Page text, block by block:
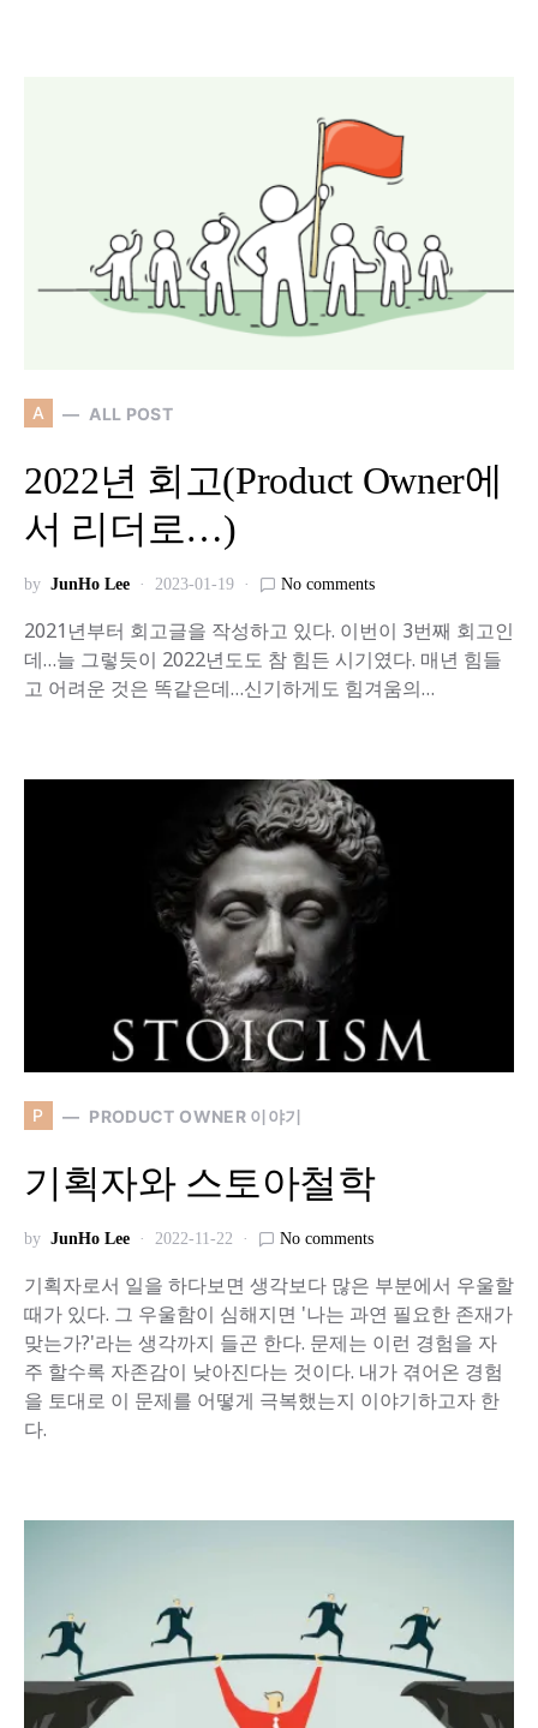
A ALL POST
2022년 회고(Product Owner에
서 리더로…)
by JunHo Lee 2023-01-19 No comments
2021년부터 회고글을 작성하고 있다. 이번이 3번째 회고인
데…늘 그렇듯이 2022년도도 참 힘든 시기였다. 매년 힘들
고 어려운 것은 똑같은데…신기하게도 힘겨움의…
P PRODUCT OWNER 이야기
기획자와 스토아철학
by JunHo Lee 2022-11-22 No comments
기획자로서 일을 하다보면 생각보다 많은 부분에서 우울할
때가 있다. 그 우울함이 심해지면 '나는 과연 필요한 존재가
맞는가?'라는 생각까지 들곤 한다. 문제는 이런 경험을 자
주 할수록 자존감이 낮아진다는 것이다. 내가 겪어온 경험
을 토대로 이 문제를 어떻게 극복했는지 이야기하고자 한
다.